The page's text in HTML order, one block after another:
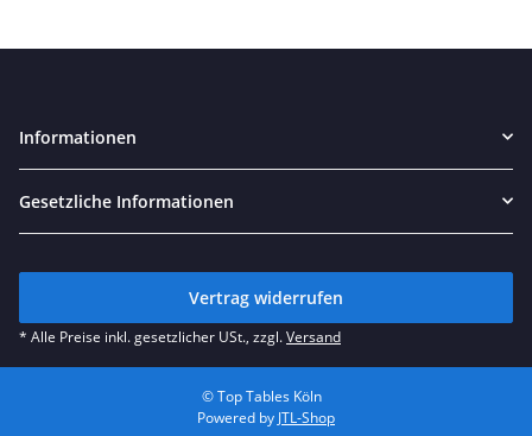
Informationen
Gesetzliche Informationen
Vertrag widerrufen
* Alle Preise inkl. gesetzlicher USt., zzgl.Versand
© Top Tables Köln
Powered by JTL-Shop